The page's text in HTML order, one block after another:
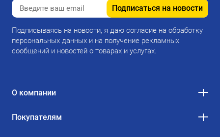
Подписаться на новости
Подписываясь на новости, я даю согласие на обработку
персональных данных и на получение рекламных
сообщений и новостей о товарах и услугах.
О компании
Покупателям